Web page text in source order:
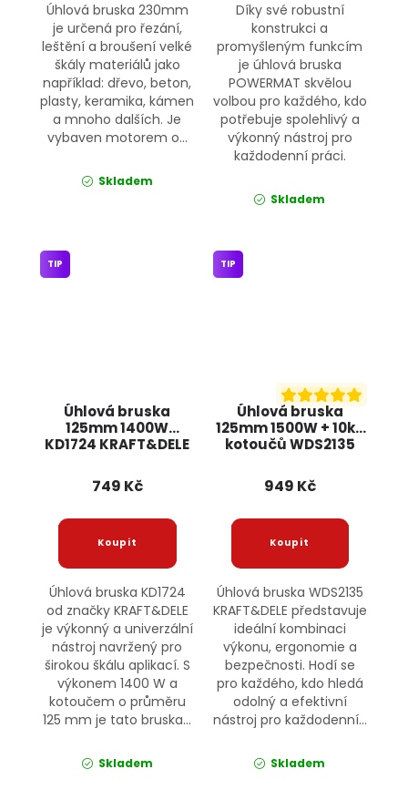
Úhlová bruska 230mm
je určená pro řezání,
leštění a broušení velké
škály materiálů jako
například: dřevo, beton,
plasty, keramika, kámen
a mnoho dalších. Je
vybaven motorem o...
Skladem
Díky své robustní
konstrukci a
promyšleným funkcím
je úhlová bruska
POWERMAT skvělou
volbou pro každého, kdo
potřebuje spolehlivý a
výkonný nástroj pro
každodenní práci.
Skladem
Úhlová bruska
125mm 1400W
KD1724 KRAFT&DELE
TIP
749 Kč
Úhlová bruska KD1724
od značky KRAFT&DELE
je výkonný a univerzální
nástroj navržený pro
širokou škálu aplikací. S
výkonem 1400 W a
kotoučem o průměru
125 mm je tato bruska...
Skladem
Úhlová bruska
125mm 1500W + 10ks
kotoučů WDS2135
TIP
949 Kč
Úhlová bruska WDS2135
KRAFT&DELE představuje
ideální kombinaci
výkonu, ergonomie a
bezpečnosti. Hodí se
pro každého, kdo hledá
odolný a efektivní
nástroj pro každodenní...
Skladem